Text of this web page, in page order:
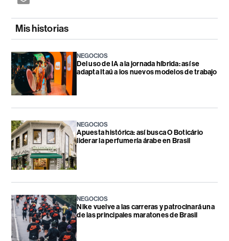
Mis historias
NEGOCIOS
Del uso de IA a la jornada híbrida: así se
adapta Itaú a los nuevos modelos de trabajo
NEGOCIOS
Apuesta histórica: así busca O Boticário
liderar la perfumería árabe en Brasil
NEGOCIOS
Nike vuelve a las carreras y patrocinará una
de las principales maratones de Brasil